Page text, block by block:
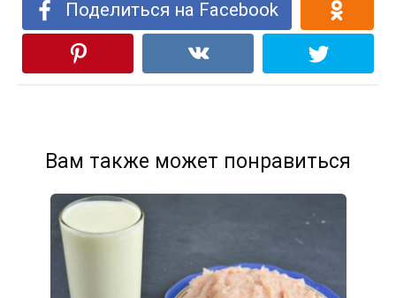
Поделиться на Facebook
Вам также может понравиться